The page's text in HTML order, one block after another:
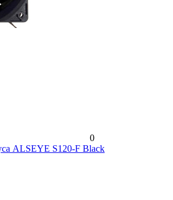
0
ALSEYE S120-F Black